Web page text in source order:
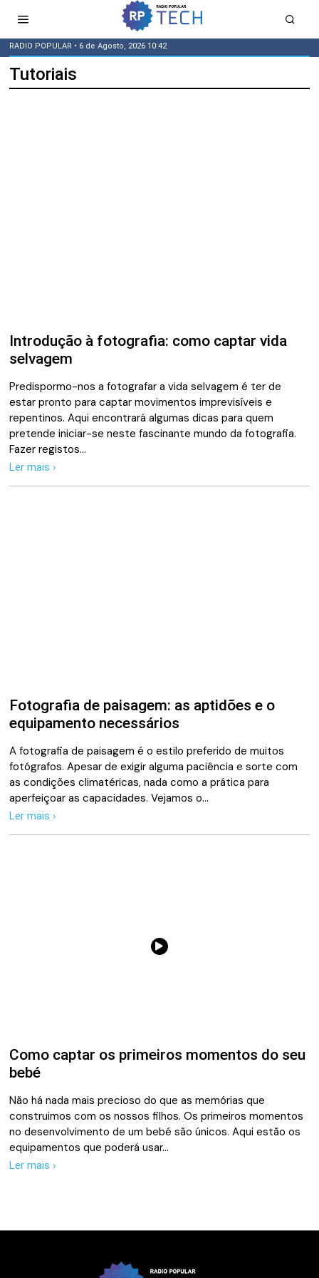
RADIO POPULAR • 6 de Agosto, 2026 10:42
Tutoriais
Introdução à fotografia: como captar vida
selvagem
Predispormo-nos a fotografar a vida selvagem é ter de
estar pronto para captar movimentos imprevisíveis e
repentinos. Aqui encontrará algumas dicas para quem
pretende iniciar-se neste fascinante mundo da fotografia.
Fazer registos…
Ler mais ›
Fotografia de paisagem: as aptidões e o
equipamento necessários
A fotografia de paisagem é o estilo preferido de muitos
fotógrafos. Apesar de exigir alguma paciência e sorte com
as condições climatéricas, nada como a prática para
aperfeiçoar as capacidades. Vejamos o…
Ler mais ›
Como captar os primeiros momentos do seu
bebé
Não há nada mais precioso do que as memórias que
construimos com os nossos filhos. Os primeiros momentos
no desenvolvimento de um bebé são únicos. Aqui estão os
equipamentos que poderá usar…
Ler mais ›